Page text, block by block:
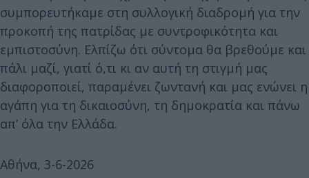
συμπορευτήκαμε στη συλλογική διαδρομή για την
προκοπή της πατρίδας με συντροφικότητα και
εμπιστοσύνη. Ελπίζω ότι σύντομα θα βρεθούμε και
πάλι μαζί, γιατί ό,τι κι αν αυτή τη στιγμή μας
διαφοροποιεί, παραμένει ζωντανή και μας ενώνει η
αγάπη για τη δικαιοσύνη, τη δημοκρατία και πάνω
απ’ όλα την Ελλάδα.
Αθήνα, 3-6-2026